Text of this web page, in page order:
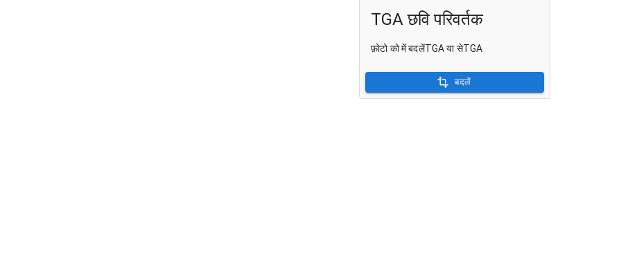
TGA छवि परिवर्तक
फ़ोटो को में बदलेंTGA या सेTGA
बदलें